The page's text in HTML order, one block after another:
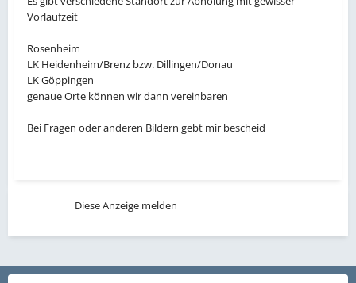
Vorlaufzeit
Rosenheim
LK Heidenheim/Brenz bzw. Dillingen/Donau
LK Göppingen
genaue Orte können wir dann vereinbaren
Bei Fragen oder anderen Bildern gebt mir bescheid
Diese Anzeige melden